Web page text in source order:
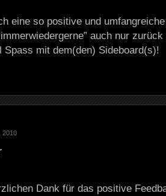
eine so positive und
auch nur zurück
Spass mit dem(den) Sideboard(s)!
2010
Dank für das positive